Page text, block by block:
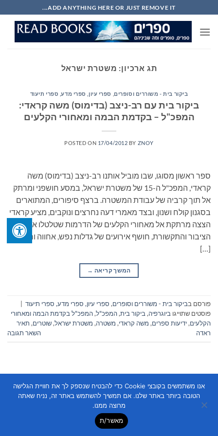
to
content
ADD ANYTHING HERE OR JUST REMOVE IT...
תג ארכיון: משטרת ישראל
ביקור בית - משוררים וסופרים ספרי עיון, ספרי מדע, ספרי תיעוד
ביקור בית עם רב-ניצב (בדימוס) משה קראדי:
המפכ"ל – בקדמת הבמה ומאחורי הקלעים
POSTED ON 17/04/2012 BY ZNOY
ספר ראשון מסוגו, שבו מוביל אותנו רב-ניצב (בדימוס) משה
קראדי, המפכ"ל ה-15 של משטרת ישראל, במסע חושפני ומרתק
אל תוך קרביה של עבודת המשטרה. ברצף סיפורים, המתוארים
בסגנון קולח ושנון, ובצד מאמרי דעה נחרצים ונוקבים, מציע קראדי
הצצה מרתקת אל מאחורי הקלעים של הדרמות שטלטלו את
הציבור והתקשורת, חושף אירועים של גדלות נפש, אחווה ורעות,
[…]
המשך קריאה →
פורסם בביקור בית - משוררים וסופרים, ספרי עיון, ספרי מדע, ספרי תיעוד
פוסטים שתוייגו ביוגרפיה, ביקור בית,המפכ"ל,המפכ"ל בקדמת הבמה ומאחורי
הקלעים,ידיעות ספרים, משה קראדי, משטרה, משטרת ישראל,שוטרים, תאיר
ראדה
השאר תגובה
Copyright 2026 ©Flatsome Theme
אנו משתמשים בקובצי Cookie כדי להבטיח שנספק לך את חוויית הגלישה
הטובה ביותר באתר שלנו. אם תמשיך להשתמש באתר זה, נניח שאתה
מרוצה ממנו.
מאשר/ת